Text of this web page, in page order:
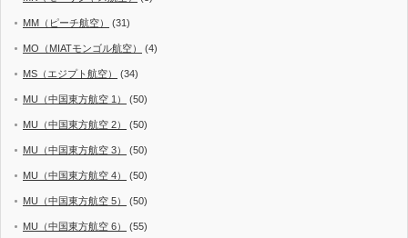
MM（ピーチ航空） (31)
MO（MIATモンゴル航空） (4)
MS（エジプト航空） (34)
MU（中国東方航空 1） (50)
MU（中国東方航空 2） (50)
MU（中国東方航空 3） (50)
MU（中国東方航空 4） (50)
MU（中国東方航空 5） (50)
MU（中国東方航空 6） (55)